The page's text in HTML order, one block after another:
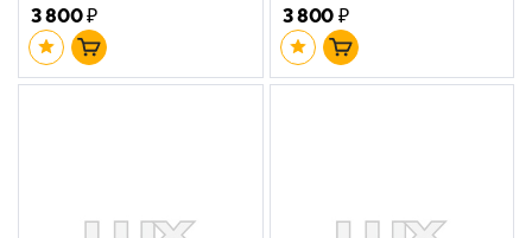
3 800₽ 3 800₽